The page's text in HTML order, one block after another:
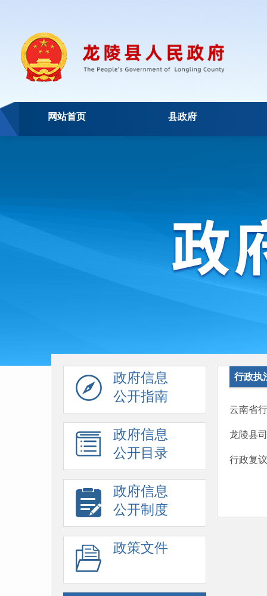
网站首页 县政府
政府信息
公开指南
政府信息
公开目录
政府信息
公开制度
政策文件
行政执
云南省
龙陵县
行政复